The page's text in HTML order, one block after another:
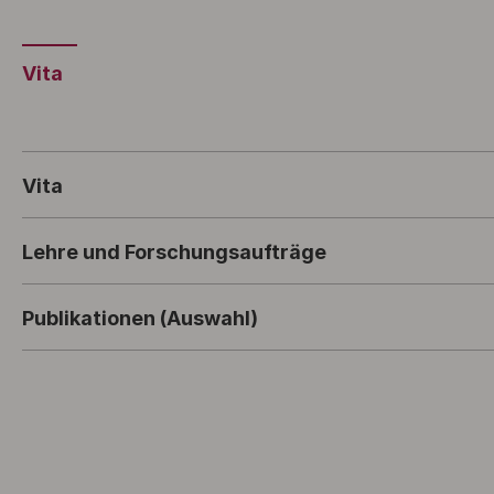
Vita
Vita
Lehre und Forschungsaufträge
Publikationen (Auswahl)